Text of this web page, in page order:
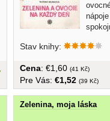
Stav knihy:
Cena: €1,60 (41 Kč)
Pre Vás: €1,52 (39 Kč)
Zelenina, moja láska